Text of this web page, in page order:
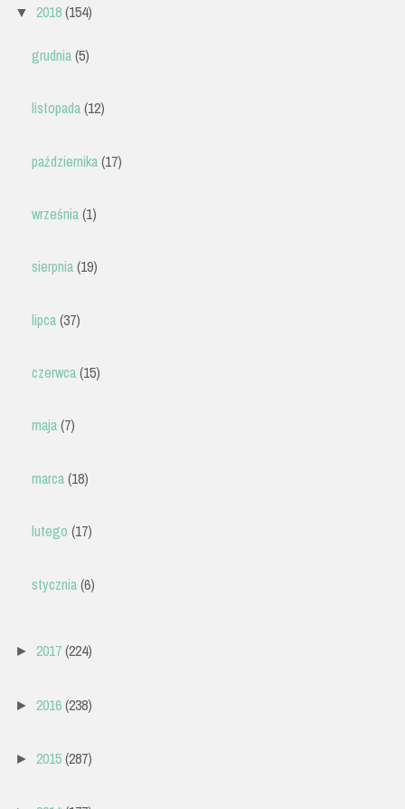
▼ 2018(154)
grudnia(5)
listopada(12)
października(17)
września(1)
sierpnia(19)
lipca(37)
czerwca(15)
maja(7)
marca(18)
lutego (17)
stycznia(6)
► 2017(224)
► 2016(238)
► 2015(287)